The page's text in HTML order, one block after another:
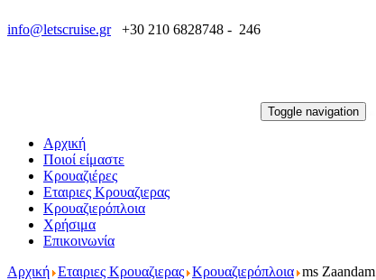
info@letscruise.gr +30 210 6828748 - 246
Toggle navigation
Αρχική
Ποιοί είμαστε
Κρουαζιέρες
Εταιριες Κρουαζιερας
Κρουαζιερόπλοια
Χρήσιμα
Επικοινωνία
Αρχική Εταιριες Κρουαζιερας Κρουαζιερόπλοια ms Zaandam